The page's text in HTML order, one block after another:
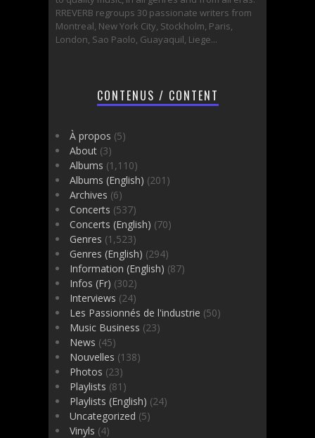
RREVERB regroups 30 passionate writers from
Montreal, New York City, Stockholm, Paris,
London, Sao Paolo, Guayaquil, Liege...
CONTENUS / CONTENT
À propos (5)
About (3)
Albums (1,110)
Albums (English) (201)
Archives (6)
Concerts (537)
Concerts (English) (70)
Genres (1,523)
Genres (English) (294)
Information (English) (87)
Infos (Fr) (302)
Interviews (24)
Les Passionnés de l'industrie (50)
Music Business (23)
News (45)
Nouvelles (138)
Photos (23)
Playlists (81)
Playlists (English) (24)
Uncategorized (5)
Vinyls (4)